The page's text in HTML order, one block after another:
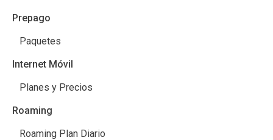
Prepago
Paquetes
Internet Móvil
Planes y Precios
Roaming
Roaming Plan Diario